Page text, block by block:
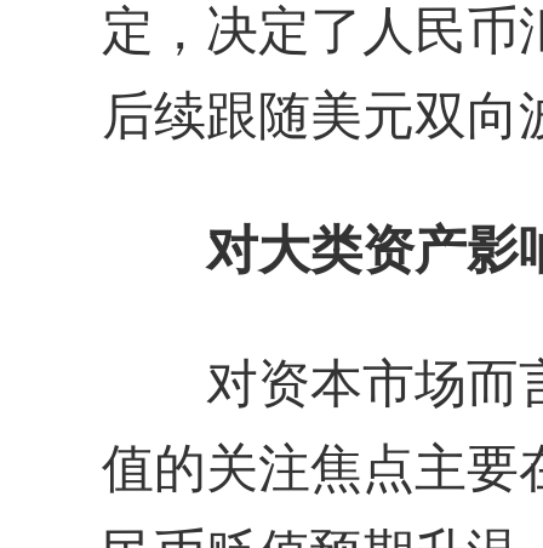
定，决定了人民币
后续跟随美元双向
对大类资产影
对资本市场而
值的关注焦点主要